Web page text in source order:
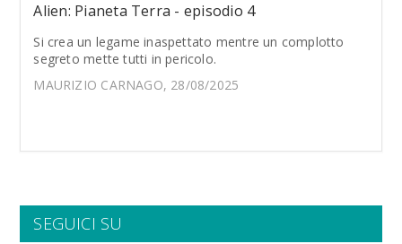
Alien: Pianeta Terra - episodio 4
Si crea un legame inaspettato mentre un complotto
segreto mette tutti in pericolo.
MAURIZIO CARNAGO, 28/08/2025
SEGUICI SU